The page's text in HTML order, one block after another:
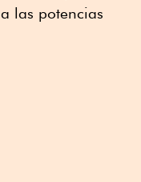
las potencias